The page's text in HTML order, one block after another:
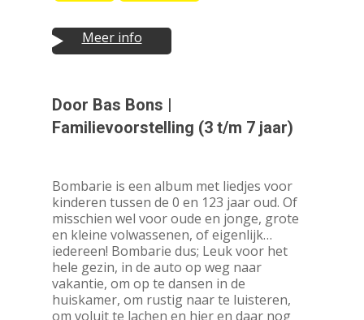
Meer info
Door Bas Bons |
Familievoorstelling (3 t/m 7 jaar)
Bombarie is een album met liedjes voor
kinderen tussen de 0 en 123 jaar oud. Of
misschien wel voor oude en jonge, grote
en kleine volwassenen, of eigenlijk…
iedereen! Bombarie dus; Leuk voor het
hele gezin, in de auto op weg naar
vakantie, om op te dansen in de
huiskamer, om rustig naar te luisteren,
om voluit te lachen en hier en daar nog